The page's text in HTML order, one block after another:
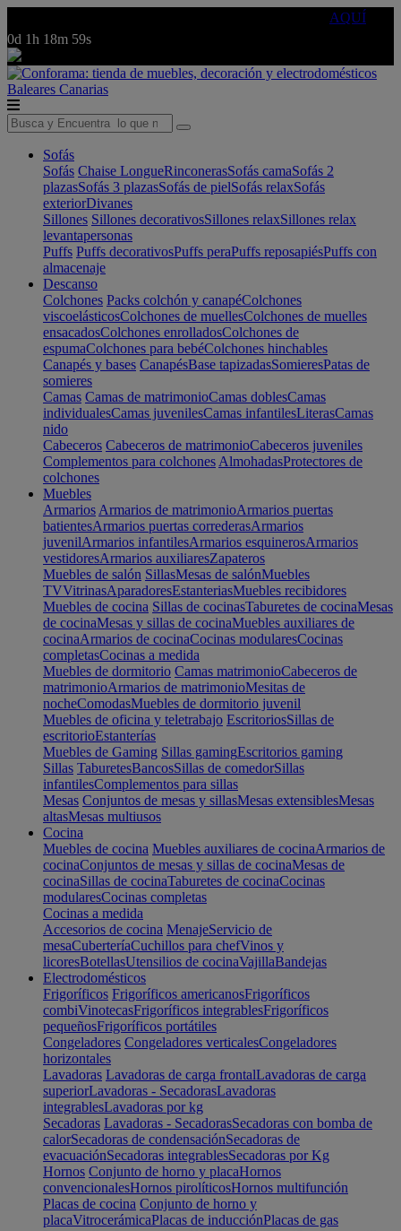
AQUÍ
0d 1h 18m 59s
Baleares Canarias
Sofás
Sofás Chaise LongueRinconerasSofás camaSofás 2
plazasSofás 3 plazasSofás de pielSofás relaxSofás
exteriorDivanes
Sillones Sillones decorativosSillones relaxSillones relax
levantapersonas
Puffs Puffs decorativosPuffs peraPuffs reposapiésPuffs con
almacenaje
Descanso
Colchones Packs colchón y canapéColchones
viscoelásticosColchones de muellesColchones de muelles
ensacadosColchones enrolladosColchones de
espumaColchones para bebéColchones hinchables
Canapés y bases CanapésBase tapizadasSomieresPatas de
somieres
Camas Camas de matrimonioCamas doblesCamas
individualesCamas juvenilesCamas infantilesLiterasCamas
nido
Cabeceros Cabeceros de matrimonioCabeceros juveniles
Complementos para colchones AlmohadasProtectores de
colchones
Muebles
Armarios Armarios de matrimonioArmarios puertas
batientesArmarios puertas correderasArmarios
juvenilArmarios infantilesArmarios esquinerosArmarios
vestidoresArmarios auxiliaresZapateros
Muebles de salón SillasMesas de salónMuebles
TVVitrinasAparadoresEstanteriasMuebles recibidores
Muebles de cocina Sillas de cocinasTaburetes de cocinaMesas
de cocinaMesas y sillas de cocinaMuebles auxiliares de
cocinaArmarios de cocinaCocinas modularesCocinas
completasCocinas a medida
Muebles de dormitorio Camas matrimonioCabeceros de
matrimonioArmarios de matrimonioMesitas de
nocheComodasMuebles de dormitorio juvenil
Muebles de oficina y teletrabajo EscritoriosSillas de
escritorioEstanterías
Muebles de Gaming Sillas gamingEscritorios gaming
Sillas TaburetesBancosSillas de comedorSillas
infantilesComplementos para sillas
Mesas Conjuntos de mesas y sillasMesas extensiblesMesas
altasMesas multiusos
Cocina
Muebles de cocina Muebles auxiliares de cocinaArmarios de
cocinaConjuntos de mesas y sillas de cocinaMesas de
cocinaSillas de cocinaTaburetes de cocinaCocinas
modularesCocinas completas
Cocinas a medida
Accesorios de cocina MenajeServicio de
mesaCuberteríaCuchillos para chefVinos y
licoresBotellasUtensilios de cocinaVajillaBandejas
Electrodomésticos
Frigoríficos Frigoríficos americanosFrigoríficos
combiVinotecasFrigoríficos integrablesFrigoríficos
pequeñosFrigoríficos portátiles
Congeladores Congeladores verticalesCongeladores
horizontales
Lavadoras Lavadoras de carga frontalLavadoras de carga
superiorLavadoras - SecadorasLavadoras
integrablesLavadoras por kg
Secadoras Lavadoras - SecadorasSecadoras con bomba de
calorSecadoras de condensaciónSecadoras de
evacuaciónSecadoras integrablesSecadoras por Kg
Hornos Conjunto de horno y placaHornos
convencionalesHornos pirolíticosHornos multifunción
Placas de cocina Conjunto de horno y
placaVitrocerámicaPlacas de inducciónPlacas de gas